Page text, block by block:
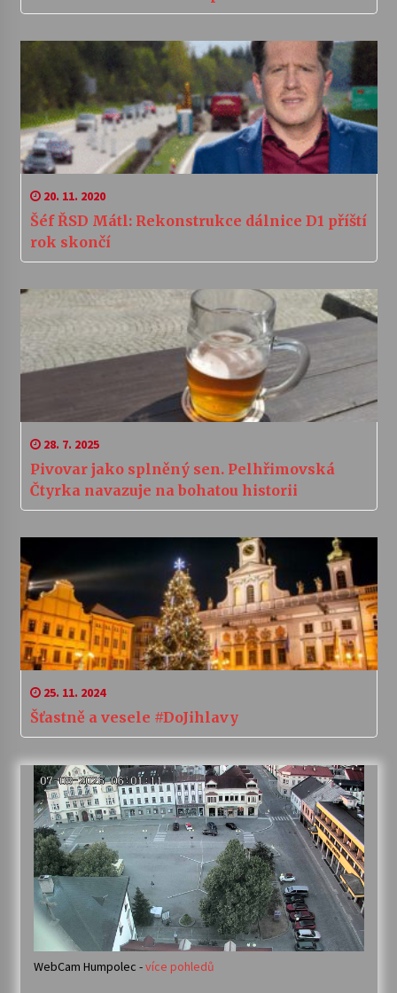
20. 11. 2020
Šéf ŘSD Mátl: Rekonstrukce dálnice D1 příští
rok skončí
28. 7. 2025
Pivovar jako splněný sen. Pelhřimovská
Čtyrka navazuje na bohatou historii
25. 11. 2024
Šťastně a vesele #DoJihlavy
WebCam Humpolec -více pohledů